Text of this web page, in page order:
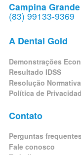
Campina Grande
(83) 99133-9369
A Dental Gold
Demonstrações
Resultado IDSS
Resolução Normativa
Política de
Contato
Perguntas frequentes
Fale conosco